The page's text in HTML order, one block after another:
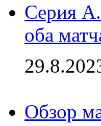
Серия
оба
Обзор